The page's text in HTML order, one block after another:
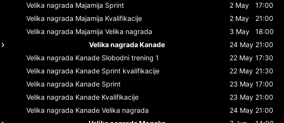
Velika nagrada Majamija Sprint 2 May
17:00
Velika nagrada Majamija Kvalifikacije 2 May
21:00
Velika nagrada Majamija Velika nagrada 3 May
18:00
Velika nagrada Kanade
24 May 21:00
Velika nagrada Kanade Slobodni trening 1 22 May 17:30
Velika nagrada Kanade Sprint kvalifikacije 22 May 21:30
Velika nagrada Kanade Sprint 23 May 17:00
Velika nagrada Kanade Kvalifikacije 23 May 21:00
Velika nagrada Kanade Velika nagrada 24 May 21:00